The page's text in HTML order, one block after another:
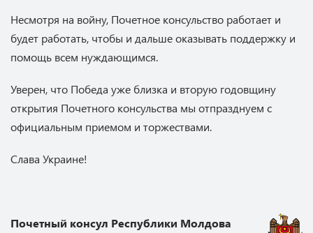
Несмотря на войну, Почетное консульство работает и
будет работать, чтобы и дальше оказывать поддержку и
помощь всем нуждающимся.
Уверен, что Победа уже близка и вторую годовщину
открытия Почетного консульства мы отпразднуем с
официальным приемом и торжествами.
Слава Украине!
Почетный консул Республики Молдова